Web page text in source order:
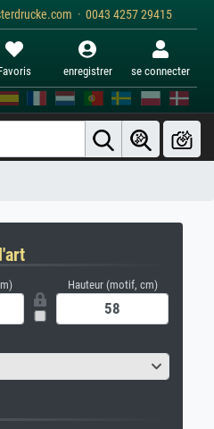
· 0043 4257 29415
enregistrer se connecter
Hauteur (motif, cm)